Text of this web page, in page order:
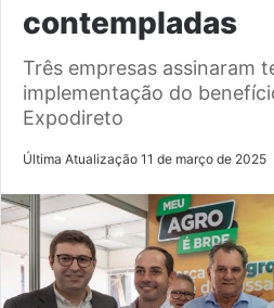
contempladas
Três empresas assinaram
implementação do
Expodireto
Última Atualização 11 de março de 2025